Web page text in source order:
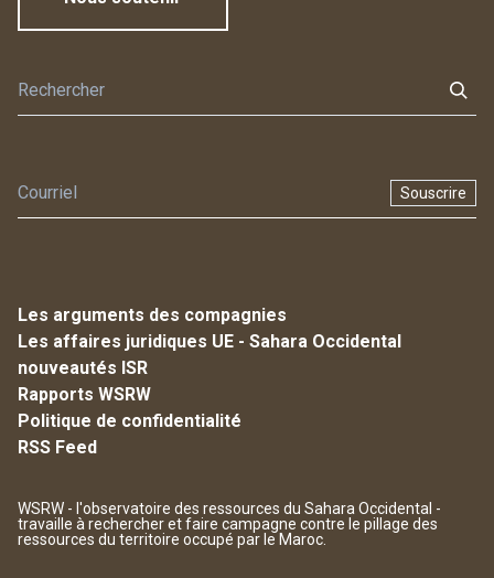
Souscrire
Les arguments des compagnies
Les affaires juridiques UE - Sahara Occidental
nouveautés ISR
Rapports WSRW
Politique de confidentialité
RSS Feed
WSRW - l'observatoire des ressources du Sahara Occidental -
travaille à rechercher et faire campagne contre le pillage des
ressources du territoire occupé par le Maroc.